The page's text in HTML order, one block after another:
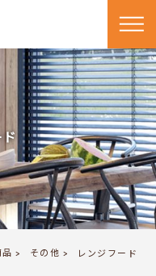
> その他 > レンジフード